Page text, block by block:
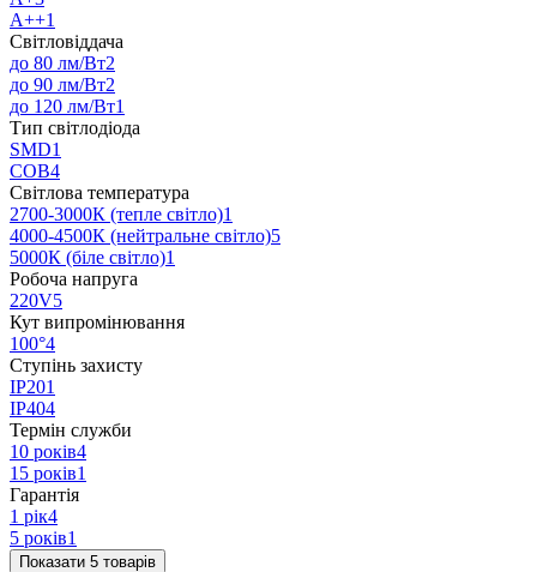
А++1
Світловіддача
до 80 лм/Вт2
до 90 лм/Вт2
до 120 лм/Вт1
Тип світлодіода
SMD1
COB4
Світлова температура
2700-3000К (тепле світло)1
4000-4500К (нейтральне світло)5
5000К (біле світло)1
Робоча напруга
220V5
Кут випромінювання
100°4
Ступінь захисту
IP201
IP404
Термін служби
10 років4
15 років1
Гарантія
1 рік4
5 років1
Показати 5 товарів